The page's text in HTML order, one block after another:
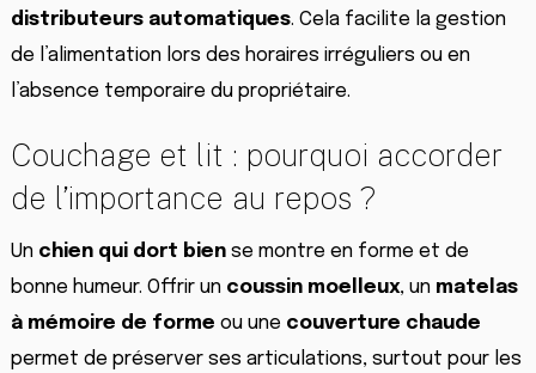
distributeurs automatiques. Cela facilite la gestion
de l’alimentation lors des horaires irréguliers ou en
l’absence temporaire du propriétaire.
Couchage et lit : pourquoi accorder
de l’importance au repos ?
Un chien qui dort biense montre en forme et de
bonne humeur. Offrir un coussin moelleux, un matelas
à mémoire de forme ou une couverture chaude
permet de préserver ses articulations, surtout pour les